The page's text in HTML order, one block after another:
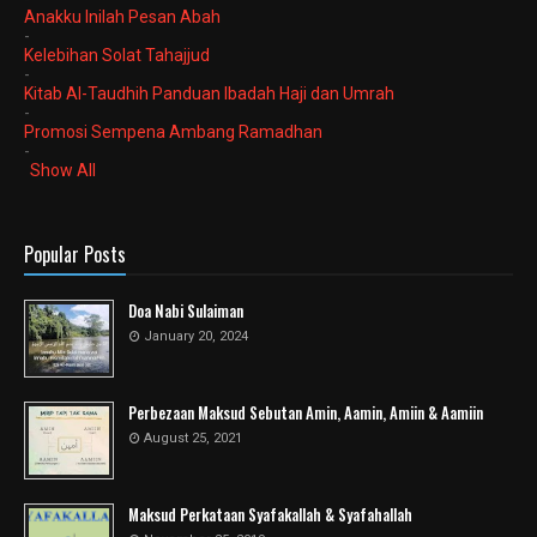
Anakku Inilah Pesan Abah
-
Kelebihan Solat Tahajjud
-
Kitab Al-Taudhih Panduan Ibadah Haji dan Umrah
-
Promosi Sempena Ambang Ramadhan
-
Show All
Popular Posts
Doa Nabi Sulaiman
January 20, 2024
Perbezaan Maksud Sebutan Amin, Aamin, Amiin & Aamiin
August 25, 2021
Maksud Perkataan Syafakallah & Syafahallah